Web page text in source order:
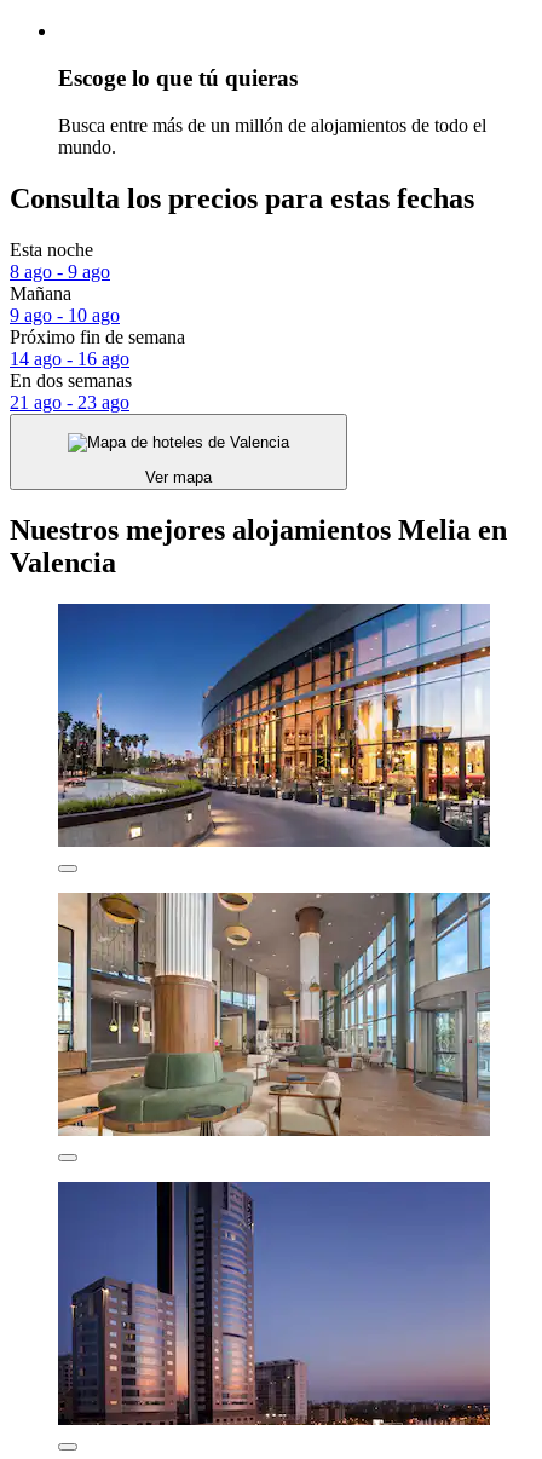
Escoge lo que tú quieras
Busca entre más de un millón de alojamientos de todo el
mundo.
Consulta los precios para estas fechas
Esta noche
8 ago - 9 ago
Mañana
9 ago - 10 ago
Próximo fin de semana
14 ago - 16 ago
En dos semanas
21 ago - 23 ago
Ver mapa
Nuestros mejores alojamientos Melia en
Valencia